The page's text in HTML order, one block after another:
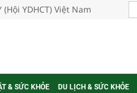
YDHCT) Việt Nam
& SỨC KHỎE DU LỊCH & SỨC KHỎE